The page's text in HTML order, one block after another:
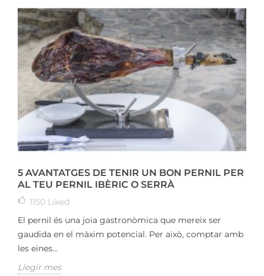
5 AVANTATGES DE TENIR UN BON PERNIL PER
AL TEU PERNIL IBÈRIC O SERRÀ
1150 Liked
El pernil és una joia gastronòmica que mereix ser
gaudida en el màxim potencial. Per això, comptar amb
les eines...
Llegir mes